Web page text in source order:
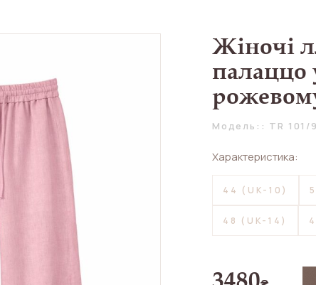
Жіночі
палаццо
Модель:: TR 101/
Характеристика:
44 (UK-10)
48 (UK-14)